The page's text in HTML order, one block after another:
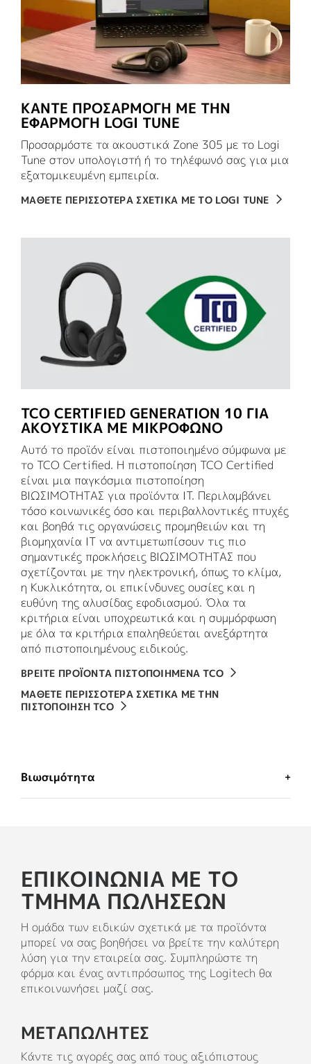
ΚΆΝΤΕ ΠΡΟΣΑΡΜΟΓΉ ΜΕ ΤΗΝ
ΕΦΑΡΜΟΓΉ LOGI TUNE
Προσαρμόστε τα ακουστικά Zone 305 με το Logi
Tune στον υπολογιστή ή το τηλέφωνό σας για μια
εξατομικευμένη εμπειρία.
ΜΑΘΕΤΕ ΠΕΡΙΣΣΟΤΕΡΑ ΣΧΕΤΙΚΑ ΜΕ ΤΟ LOGI TUNE
TCO CERTIFIED GENERATION 10 ΓΙΑ
ΑΚΟΥΣΤΙΚΆ ΜΕ ΜΙΚΡΌΦΩΝΟ
Αυτό το προϊόν είναι πιστοποιημένο σύμφωνα με
το TCO Certified. Η πιστοποίηση TCO Certified
είναι μια παγκόσμια πιστοποίηση
ΒΙΩΣΙΜΟΤΗΤΑΣ για προϊόντα IT. Περιλαμβάνει
τόσο κοινωνικές όσο και περιβαλλοντικές πτυχές
και βοηθά τις οργανώσεις προμηθειών και τη
βιομηχανία IT να αντιμετωπίσουν τις πιο
σημαντικές προκλήσεις ΒΙΩΣΙΜΟΤΗΤΑΣ που
σχετίζονται με την ηλεκτρονική, όπως το κλίμα,
η Κυκλικότητα, οι επικίνδυνες ουσίες και η
ευθύνη της αλυσίδας εφοδιασμού. Όλα τα
κριτήρια είναι υποχρεωτικά και η συμμόρφωση
με όλα τα κριτήρια επαληθεύεται ανεξάρτητα
από πιστοποιημένους ειδικούς.
ΒΡΕΙΤΕ ΠΡΟΪΟΝΤΑ ΠΙΣΤΟΠΟΙΗΜΕΝΑ TCO
ΜΑΘΕΤΕ ΠΕΡΙΣΣΟΤΕΡΑ ΣΧΕΤΙΚΑ ΜΕ ΤΗΝ
ΠΙΣΤΟΠΟΙΗΣΗ TCO
Βιωσιμότητα
ΔΕΝ ΘΑ ΜΕΤΑΝΙΩΣΕΤΕ
ΤΟ ΠΛΑΣΤΙΚΟ ΠΡΕΠΕΙ ΝΑ ΕΧΕΙ
ΠΕΡΙΣΣΟΤΕΡΕΣ ΑΠΟ ΜΙΑ ΖΩΕΣ
ΑΝΑΚΥΚΛΩΜΕΝΑ ΠΛΑΣΤΙΚΑ
Τα πλαστικά μέρη του Zone 305 περιλαμβάνουν
55% πιστοποιημένο πλαστικό που
ανακυκλώνεται μετά την κατανάλωση
παλιές ηλεκτρονικές συσκευές και να μειώσουμε
ΕΠΙΚΟΙΝΩΝΊΑ ΜΕ ΤΟ
ΤΜΉΜΑ ΠΩΛΉΣΕΩΝ
Η ομάδα των ειδικών σχετικά με τα προϊόντα
μπορεί να σας βοηθήσει να βρείτε την καλύτερη
λύση για την εταιρεία σας. Συμπληρώστε τη
φόρμα και ένας αντιπρόσωπος της Logitech θα
επικοινωνήσει μαζί σας.
ΜΕΤΑΠΩΛΗΤΕΣ
Κάντε τις αγορές σας από τους αξιόπιστους